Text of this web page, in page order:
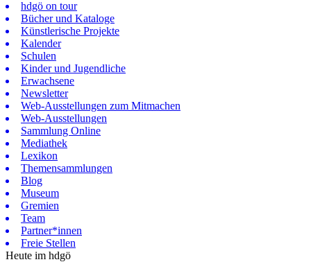
hdgö on tour
Bücher und Kataloge
Künstlerische Projekte
Kalender
Schulen
Kinder und Jugendliche
Erwachsene
Newsletter
Web-Ausstellungen zum Mitmachen
Web-Ausstellungen
Sammlung Online
Mediathek
Lexikon
Themensammlungen
Blog
Museum
Gremien
Team
Partner*innen
Freie Stellen
Heute im hdgö